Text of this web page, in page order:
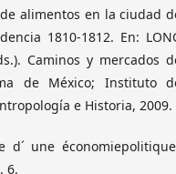
de alimentos en la ciudad
1810-1812. En:
Caminos y mercados
de México; Instituto
e Historia, 2009.
d´ une
6.